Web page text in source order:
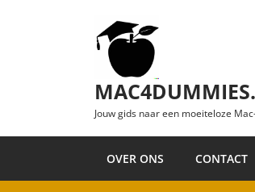
Jouw gids naar een moeiteloze
OVER ONS CONTACT